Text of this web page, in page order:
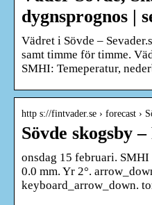
dygnsprognos |
Vädret i Sövde –
samt timme för timme.
SMHI: Temeperatur,
http s://fintvader.se › forecast ›
Sövde skogsby
onsdag 15 februari.
0.0 mm. Yr 2°.
keyboard_arrow_down.